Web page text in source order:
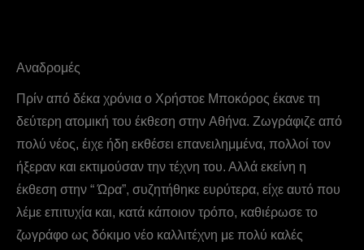
Αναδρομές
Πρίν από δέκα χρόνια ο Xρήστοε Mποκόρος έκανε τη
δεύτερη ατομική του έκθεση στην Aθήνα. Ζωγράφιζε από
πολύ νέος, έιχε ήδη εκθέσει επανειλημμένα, πολλοί τον
ήξεραν και εκτιμούσαν την τέχνη του. Αλλά εκείνη η
έκθεση στην “ Ώρα”, συζητήθηκε ευρύτερα, είχε αυτό που
λέμε επιτυχία και, κατά κάποιον τρόπο, καθιέρωσε το
ζωγράφο ως δόκιμο νέο καλλιτέχνη με πολύ καλές